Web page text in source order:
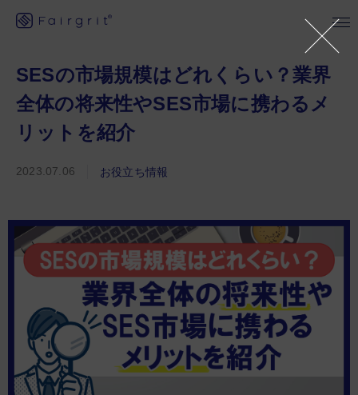
SESの市場規模はどれくらい？業界
全体の将来性やSES市場に携わるメ
リットを紹介
2023.07.06 お役立ち情報